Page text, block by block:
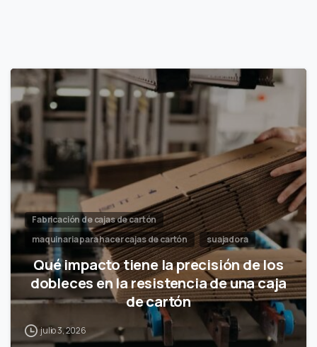
Fabricación de cajas de cartón
maquinaria para hacer cajas de cartón
suajadora
Qué impacto tiene la precisión de los
dobleces en la resistencia de una caja
de cartón
julio 3, 2026